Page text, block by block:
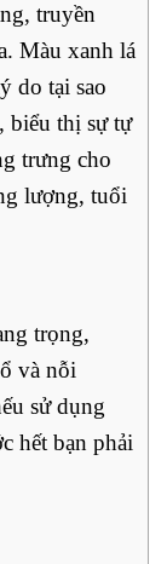
truyền
Màu xanh lá
do tại sao
biểu thị sự tự
trưng cho
lượng, tuổi
trọng,
và nỗi
sử dụng
hết bạn phải